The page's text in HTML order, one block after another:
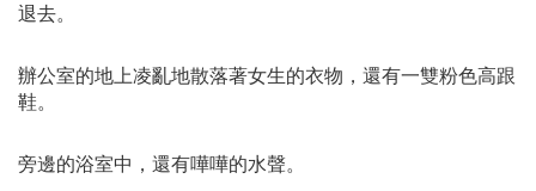
退去。
辦公室的地上凌亂地散落著女生的衣物，還有一雙粉色高跟
鞋。
旁邊的浴室中，還有嘩嘩的水聲。